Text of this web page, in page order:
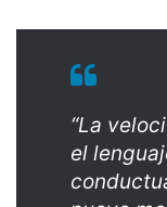
“La
el